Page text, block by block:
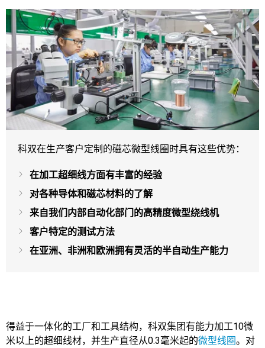
科双在生产客户定制的磁芯微型线圈时具有这些优势：
在加工超细线方面有丰富的经验
对各种导体和磁芯材料的了解
来自我们内部自动化部门的高精度微型绕线机
客户特定的测试方法
在亚洲、非洲和欧洲拥有灵活的半自动生产能力
得益于一体化的工厂和工具结构，科双集团有能力加工10微
米以上的超细线材，并生产直径从0.3毫米起的微型线圈。对